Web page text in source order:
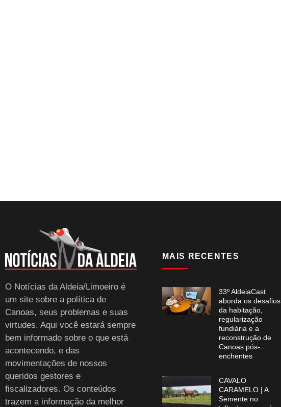
O Notícias da Aldeia/Limoeiro é
um site sobre a política de
Canoas, seus problemas e suas
virtudes. Aqui você estará sempre
bem informado sobre o que está
acontecendo, e das
movimentações de nossos
queridos gestores e
fiscalizadores. Os conteúdos
trazem a informação da melhor
MAIS RECENTES
33º AldeiaCast
aborda os desafios
da habitação,
regularização
fundiária e a
reconstrução de
Canoas pós-
enchentes
CAVALO
CARAMELO | A
Semente no